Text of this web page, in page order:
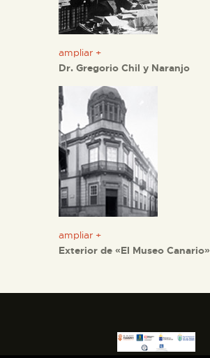
ampliar +
Dr. Gregorio Chil y Naranjo
ampliar +
Exterior de «El Museo Canario»